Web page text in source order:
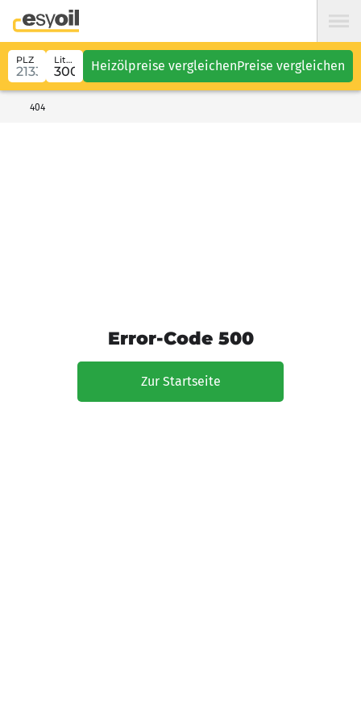
PLZ Liter Heizölpreise vergleichenPreise vergleichen
404
Error-Code 500
Zur Startseite